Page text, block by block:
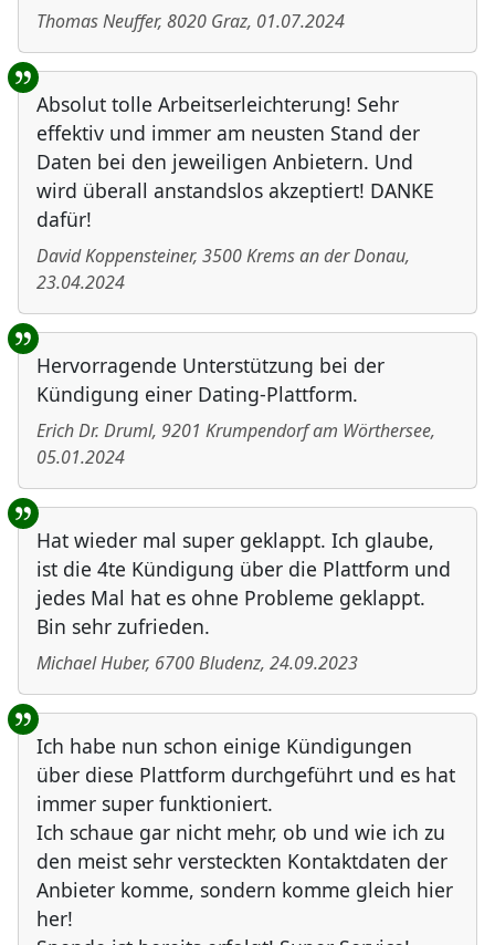
Thomas Neuffer, 8020 Graz, 01.07.2024
Absolut tolle Arbeitserleichterung! Sehr
effektiv und immer am neusten Stand der
Daten bei den jeweiligen Anbietern. Und
wird überall anstandslos akzeptiert! DANKE
dafür!
David Koppensteiner, 3500Krems an der Donau,
23.04.2024
Hervorragende Unterstützung bei der
Kündigung einer Dating-Plattform.
Erich Dr. Druml, 9201 Krumpendorf am Wörthersee,
05.01.2024
Hat wieder mal super geklappt. Ich glaube,
ist die 4te Kündigung über die Plattform und
jedes Mal hat es ohne Probleme geklappt.
Bin sehr zufrieden.
Michael Huber, 6700Bludenz, 24.09.2023
Ich habe nun schon einige Kündigungen
über diese Plattform durchgeführt und es hat
immer super funktioniert.
Ich schaue gar nicht mehr, ob und wie ich zu
den meist sehr versteckten Kontaktdaten der
Anbieter komme, sondern komme gleich hier
her!